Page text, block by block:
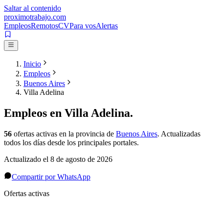
Saltar al contenido
proximotrabajo.com
EmpleosRemotosCVPara vosAlertas
Inicio
Empleos
Buenos Aires
Villa Adelina
Empleos en Villa Adelina.
56 ofertas activas en la provincia de Buenos Aires. Actualizadas
todos los días desde los principales portales.
Actualizado el 8 de agosto de 2026
Compartir por WhatsApp
Ofertas activas